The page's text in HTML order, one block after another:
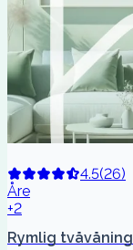
4.5(26)
Åre
+2
Rymlig